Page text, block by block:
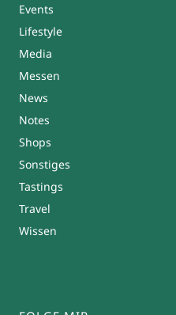
Events
Lifestyle
Media
Messen
News
Notes
Shops
Sonstiges
Tastings
Travel
Wissen